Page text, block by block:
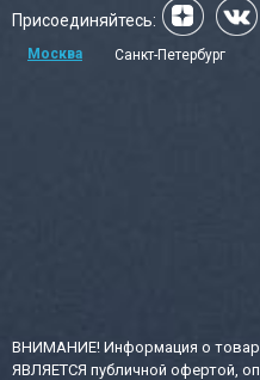
Присоединяйтесь:
Москва Санкт-Петербург
ВНИМАНИЕ! Информация о
ЯВЛЯЕТСЯ публичной офертой,